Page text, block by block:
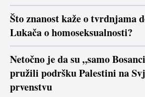
Što znanost kaže o tvrdnjama
Lukača o homoseksualnosti?
Netočno je da su „samo
pružili podršku Palestini na
prvenstvu